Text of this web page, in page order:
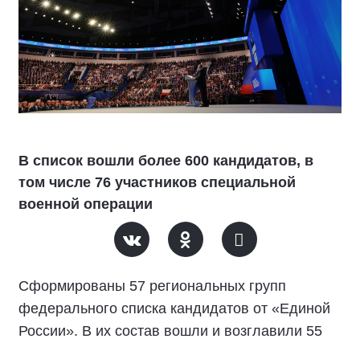
В список вошли более 600 кандидатов, в
том числе 76 участников специальной
военной операции
Сформированы 57 региональных групп
федерального списка кандидатов от «Единой
России». В их состав вошли и возглавили 55